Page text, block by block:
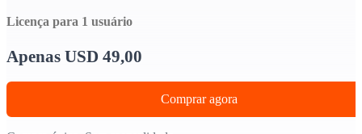
Licença para 1 usuário
Apenas USD 49,00
Comprar agora